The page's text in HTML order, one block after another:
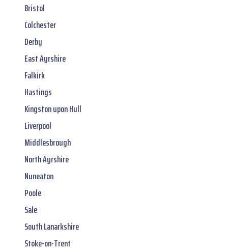
Bristol
Colchester
Derby
East Ayrshire
Falkirk
Hastings
Kingston upon Hull
Liverpool
Middlesbrough
North Ayrshire
Nuneaton
Poole
Sale
South Lanarkshire
Stoke-on-Trent